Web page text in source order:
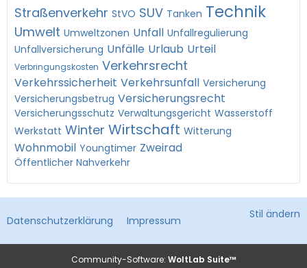
Straßenverkehr StVO SUV Tanken Technik
Umwelt Umweltzonen Unfall Unfallregulierung
Unfallversicherung Unfälle Urlaub Urteil
Verbringungskosten Verkehrsrecht
Verkehrssicherheit Verkehrsunfall Versicherung
Versicherungsbetrug Versicherungsrecht
Versicherungsschutz Verwaltungsgericht Wasserstoff
Werkstatt Winter Wirtschaft Witterung
Wohnmobil Youngtimer Zweirad
Öffentlicher Nahverkehr
Stil ändern
Datenschutzerklärung Impressum
Community-Software: WoltLab Suite™